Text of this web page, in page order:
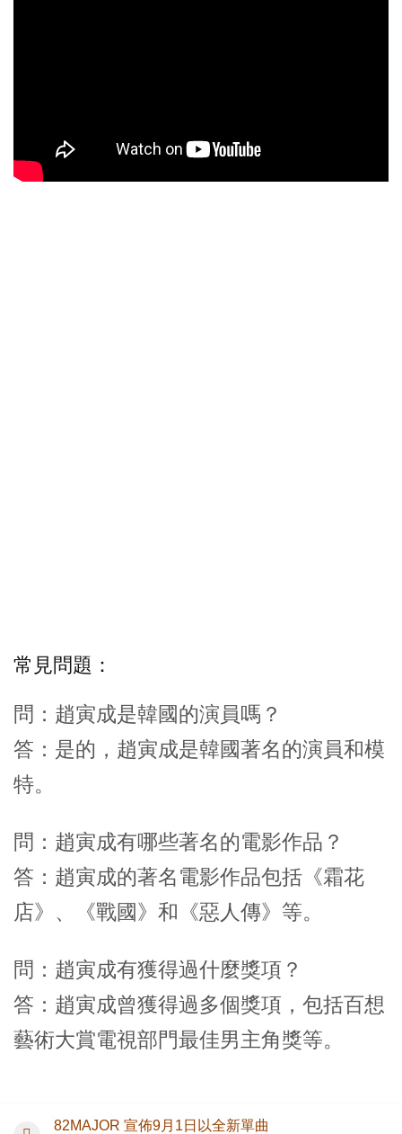
常見問題：
問：趙寅成是韓國的演員嗎？
答：是的，趙寅成是韓國著名的演員和模
特。
問：趙寅成有哪些著名的電影作品？
答：趙寅成的著名電影作品包括《霜花
店》、《戰國》和《惡人傳》等。
問：趙寅成有獲得過什麼獎項？
答：趙寅成曾獲得過多個獎項，包括百想
藝術大賞電視部門最佳男主角獎等。
82MAJOR 宣佈9月1日以全新單曲